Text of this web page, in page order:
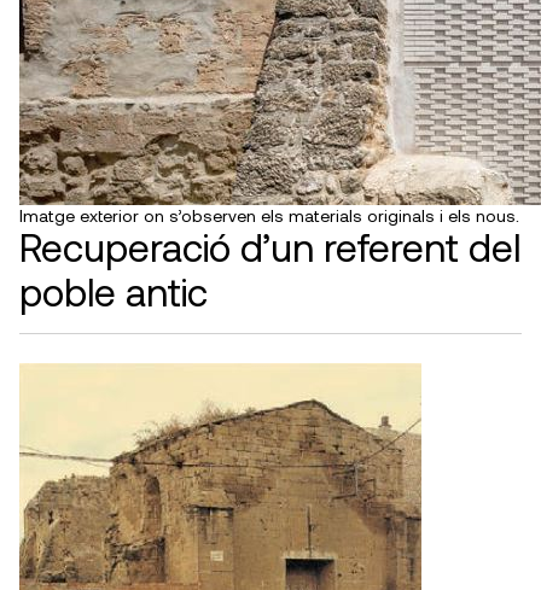
Imatge exterior on s’observen els materials originals i els nous.
Recuperació d’un referent del
poble antic